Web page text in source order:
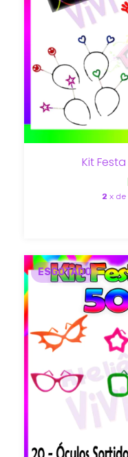
Kit
2 x de
ESGOTADO